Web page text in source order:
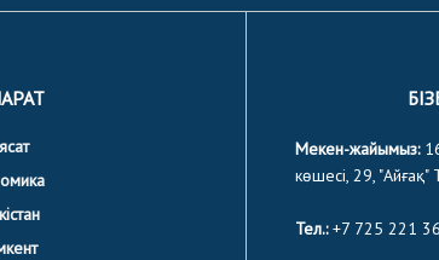
Мекен-жайымыз:
көшесі, 29,
Тел.:+7 725 221